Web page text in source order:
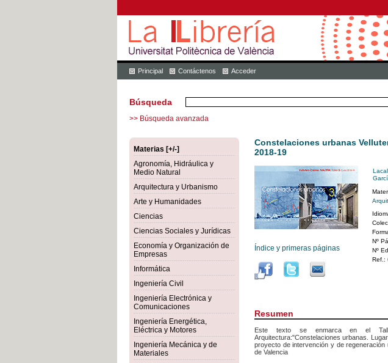
Principal Contáctenos Acceder
Búsqueda
>> Búsqueda avanzada
Materias [+/-]
Agronomía, Hidráulica y
Medio Natural
Arquitectura y Urbanismo
Arte y Humanidades
Ciencias
Ciencias Sociales y Jurídicas
Economía y Organización de
Empresas
Informática
Ingeniería Civil
Ingeniería Electrónica y
Comunicaciones
Ingeniería Energética,
Eléctrica y Motores
Ingeniería Mecánica y de
Materiales
Constelaciones urbanas
2018-19
Índice y primeras páginas
Nº
Nº
Ref.:
Resumen
Este texto se enmarca en el
Arquitectura:"Constelaciones urbanas.
proyecto de intervención y de
de Valencia